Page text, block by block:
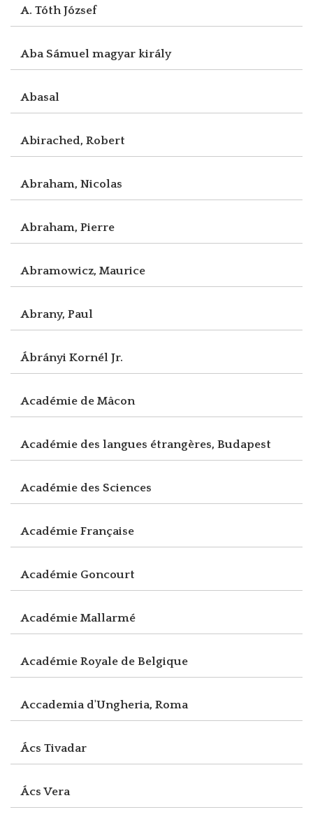
A. Tóth József
Aba Sámuel magyar király
Abasal
Abirached, Robert
Abraham, Nicolas
Abraham, Pierre
Abramowicz, Maurice
Abrany, Paul
Ábrányi Kornél Jr.
Académie de Mâcon
Académie des langues étrangères, Budapest
Académie des Sciences
Académie Française
Académie Goncourt
Académie Mallarmé
Académie Royale de Belgique
Accademia d'Ungheria, Roma
Ács Tivadar
Ács Vera